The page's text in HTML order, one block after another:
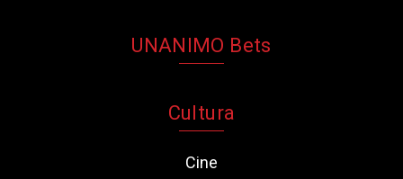
UNANIMO Bets
Cultura
Cine